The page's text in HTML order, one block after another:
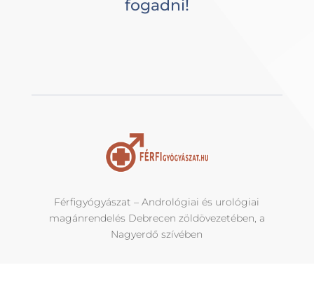
fogadni!
Férfigyógyászat – Andrológiai és urológiai
magánrendelés Debrecen zöldövezetében, a
Nagyerdő szívében